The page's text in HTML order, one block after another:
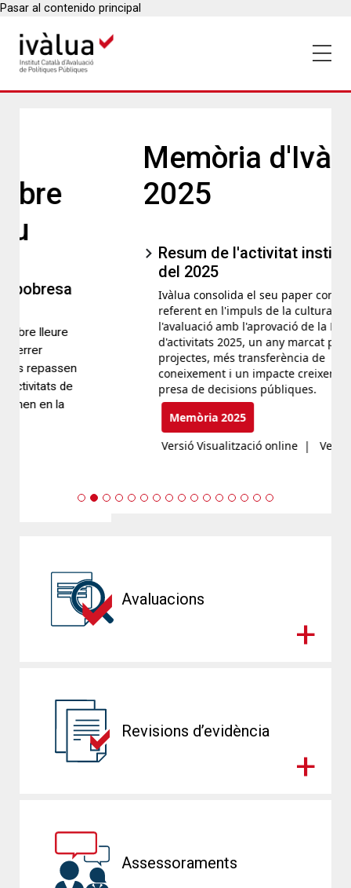
Pasar al contenido principal
Memòria d'Ivàlua
2025
Resum de l'activitat institucional
Ivàlua consolida el seu paper com a
referent en l'impuls de la cultura de
l'avaluació amb l'aprovació de la Memòria
d'activitats 2025, un any marcat per 52
projectes, més transferència de
coneixement i un impacte creixent en la
presa de decisions públiques.
Versió Visualització online|Versió pdf
Avaluacions
Revisions d’evidència
Assessoraments